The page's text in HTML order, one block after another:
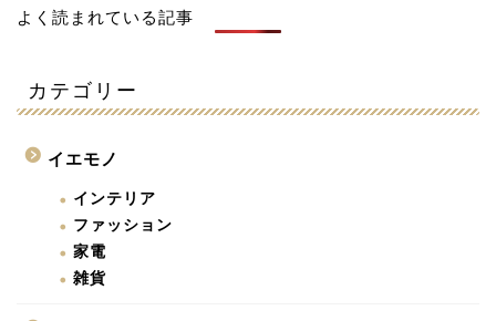
よく読まれている記事
カテゴリー
イエモノ
インテリア
ファッション
家電
雑貨